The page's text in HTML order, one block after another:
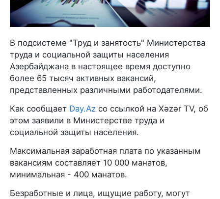
В подсистеме "Труд и занятость" Министерства
труда и социальной защиты населения
Азербайджана в настоящее время доступно
более 65 тысяч активных вакансий,
представленных различными работодателями.
Как сообщает Day.Az со ссылкой на Xəzər TV, об
этом заявили в Министерстве труда и
социальной защиты населения.
Максимальная заработная плата по указанным
вакансиям составляет 10 000 манатов,
минимальная - 400 манатов.
Безработные и лица, ищущие работу, могут